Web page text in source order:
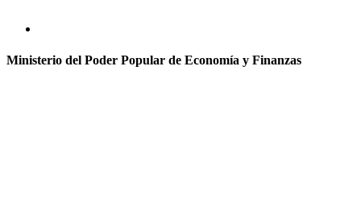
Ministerio del Poder Popular de Economía y Finanzas